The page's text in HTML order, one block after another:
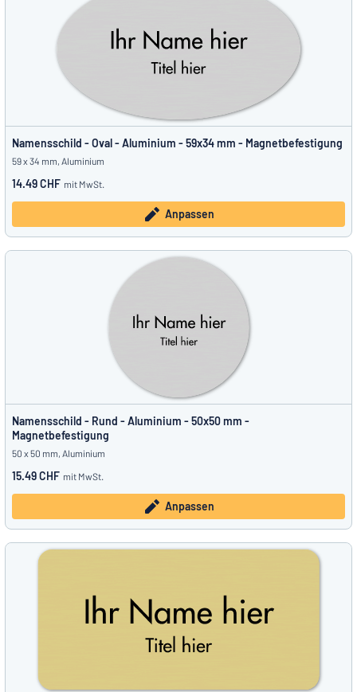
Namensschild - Oval - Aluminium - 59x34 mm - Magnetbefestigung
59 x 34 mm, Aluminium
14.49 CHF mit MwSt.
Anpassen
Namensschild - Rund - Aluminium - 50x50 mm -
Magnetbefestigung
50 x 50 mm, Aluminium
15.49 CHF mit MwSt.
Anpassen